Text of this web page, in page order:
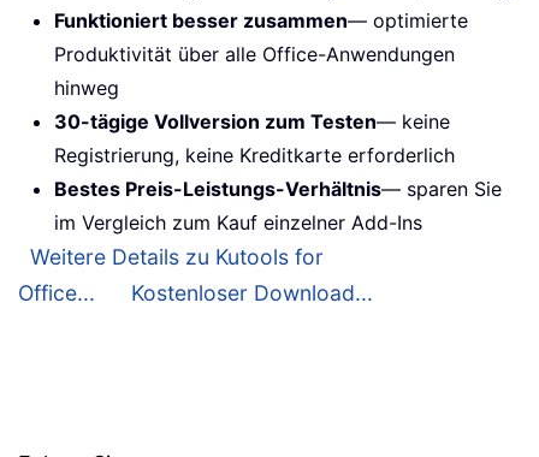
Funktioniert besser zusammen— optimierte
Produktivität über alle Office-Anwendungen
hinweg
30-tägige Vollversion zum Testen— keine
Registrierung, keine Kreditkarte erforderlich
Bestes Preis-Leistungs-Verhältnis— sparen Sie
im Vergleich zum Kauf einzelner Add-Ins
Weitere Details zu Kutools for
Office...
Kostenloser Download...